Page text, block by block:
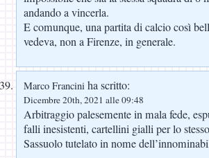
andando a vincerla.
E comunque, una partita di calcio così
vedeva, non a Firenze, in generale.
Marco Francini ha scritto:
Dicembre 20th, 2021 alle 09:48
Arbitraggio palesemente in mala fede,
falli inesistenti, cartellini gialli per lo
Sassuolo tutelato in nome